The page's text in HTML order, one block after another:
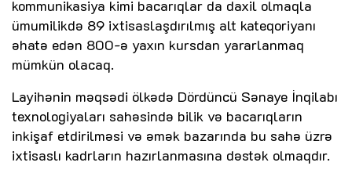
kommunikasiya kimi bacarıqlar da daxil olmaqla
ümumilikdə 89 ixtisaslaşdırılmış alt kateqoriyanı
əhatə edən 800-ə yaxın kursdan yararlanmaq
mümkün olacaq.
Layihənin məqsədi ölkədə Dördüncü Sənaye İnqilabı
texnologiyaları sahəsində bilik və bacarıqların
inkişaf etdirilməsi və əmək bazarında bu sahə üzrə
ixtisaslı kadrların hazırlanmasına dəstək olmaqdır.